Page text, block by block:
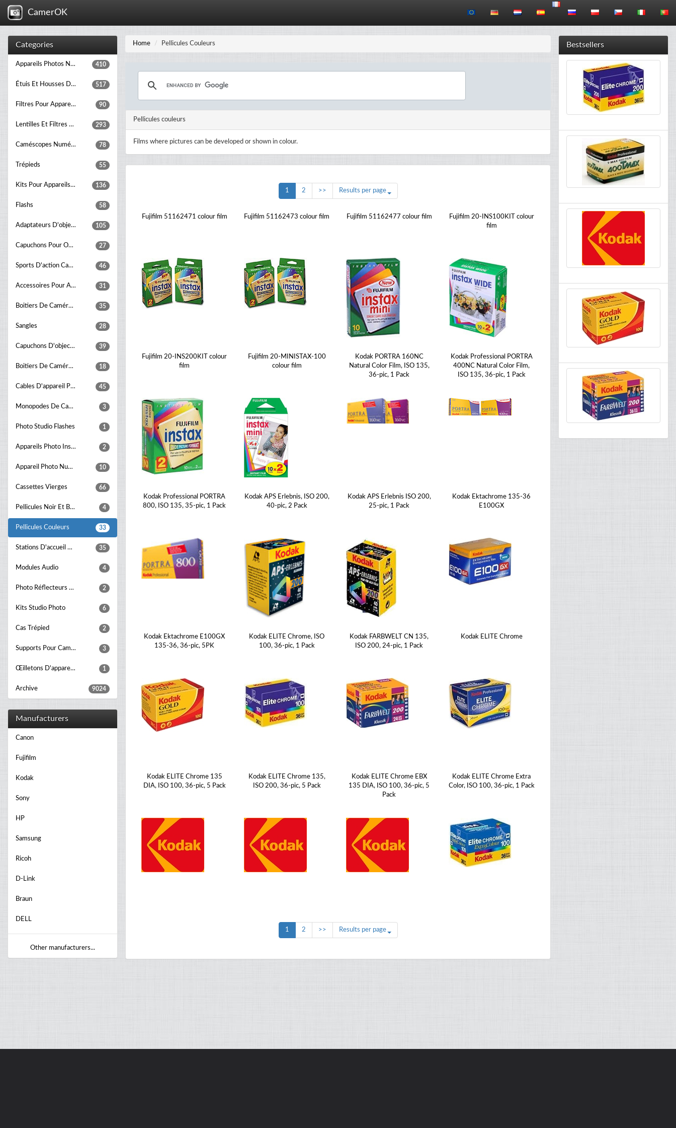
CamerOK
Home Pellicules Couleurs
Pellicules couleurs
Films where pictures can be developed or shown in colour.
1 2 >> Results per page
Fujifilm 51162471 colour film Fujifilm 51162473 colour film Fujifilm 51162477 colour film
Fujifilm 20-INS100KIT colour
film
Fujifilm 20-INS200KIT colour
film
Fujifilm 20-MINISTAX-100
colour film
Kodak PORTRA 160NC
Natural Color Film, ISO 135,
36-pic, 1 Pack
Kodak Professional PORTRA
400NC Natural Color Film,
ISO 135, 36-pic, 1 Pack
Kodak Professional PORTRA
800, ISO 135, 35-pic, 1 Pack
Kodak APS Erlebnis, ISO 200,
40-pic, 2 Pack
Kodak APS Erlebnis ISO 200,
25-pic, 1 Pack
Kodak Ektachrome 135-36
E100GX
Kodak Ektachrome E100GX
135-36, 36-pic, 5PK
Kodak ELITE Chrome, ISO
100, 36-pic, 1 Pack
Kodak FARBWELT CN 135,
ISO 200, 24-pic, 1 Pack
Kodak ELITE Chrome
Kodak ELITE Chrome 135
DIA, ISO 100, 36-pic, 5 Pack
Kodak ELITE Chrome 135,
ISO 200, 36-pic, 5 Pack
Kodak ELITE Chrome EBX
135 DIA, ISO 100, 36-pic, 5
Pack
Kodak ELITE Chrome Extra
Color, ISO 100, 36-pic, 1 Pack
1 2 >> Results per page
Categories
Appareils Photos Numériques 410
Étuis Et Housses D’appareils Photo 517
Filtres Pour Appareils Photo 90
Lentilles Et Filtres D'appareil Photo 293
Caméscopes Numériques 78
Trépieds 55
Kits Pour Appareils Photos 136
Flashs 58
Adaptateurs D'objectifs D'appareil Photo 105
Capuchons Pour Objectifs 27
Sports D'action Caméra 46
Accessoires Pour Appareils Photo Montage 31
Boitiers De Caméras Sous Marine 35
Sangles 28
Capuchons D'objectifs 39
Boitiers De Caméras Vidéo 18
Cables D'appareil Photo 45
Monopodes De Caméra 3
Photo Studio Flashes 1
Appareils Photo Instantané 2
Appareil Photo Numérique Batterie Poignées 10
Cassettes Vierges 66
Pellicules Noir Et Blanc 4
Pellicules Couleurs 33
Stations D'accueil Pour Caméras 35
Modules Audio 4
Photo Réflecteurs En Studio 2
Kits Studio Photo 6
Cas Trépied 2
Supports Pour Caméra 3
Œilletons D'appareil-Photo 1
Archive 9024
Manufacturers
Canon
Fujifilm
Kodak
Sony
HP
Samsung
Ricoh
D-Link
Braun
DELL
Other manufacturers...
Bestsellers